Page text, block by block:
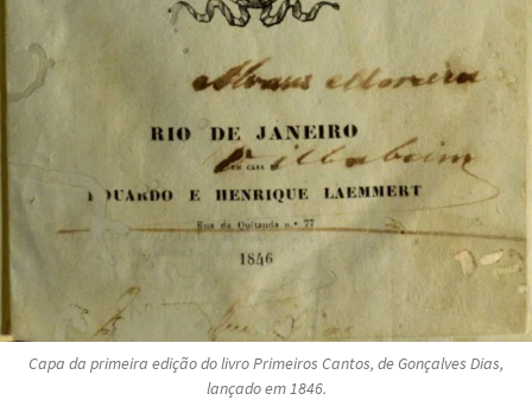
Capa da primeira edição do livroPrimeiros Cantos, de Gonçalves Dias,
lançado em 1846.